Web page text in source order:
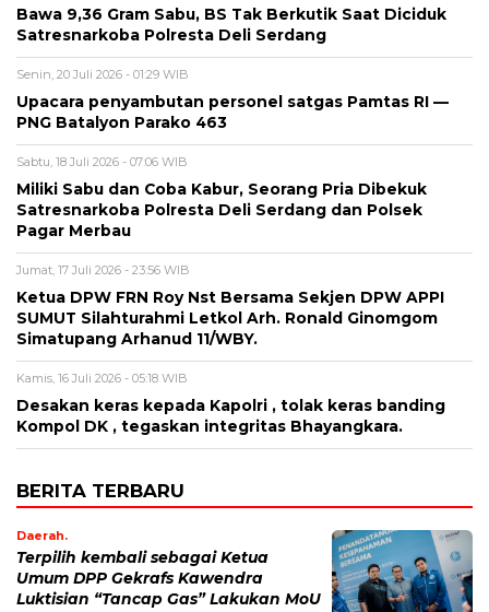
Bawa 9,36 Gram Sabu, BS Tak Berkutik Saat Diciduk
Satresnarkoba Polresta Deli Serdang
Senin, 20 Juli 2026 - 01:29 WIB
Upacara penyambutan personel satgas Pamtas RI —
PNG Batalyon Parako 463
Sabtu, 18 Juli 2026 - 07:06 WIB
Miliki Sabu dan Coba Kabur, Seorang Pria Dibekuk
Satresnarkoba Polresta Deli Serdang dan Polsek
Pagar Merbau
Jumat, 17 Juli 2026 - 23:56 WIB
Ketua DPW FRN Roy Nst Bersama Sekjen DPW APPI
SUMUT Silahturahmi Letkol Arh. Ronald Ginomgom
Simatupang Arhanud 11/WBY.
Kamis, 16 Juli 2026 - 05:18 WIB
Desakan keras kepada Kapolri , tolak keras banding
Kompol DK , tegaskan integritas Bhayangkara.
BERITA TERBARU
Daerah.
Terpilih kembali sebagai Ketua
Umum DPP Gekrafs Kawendra
Luktisian “Tancap Gas” Lakukan MoU